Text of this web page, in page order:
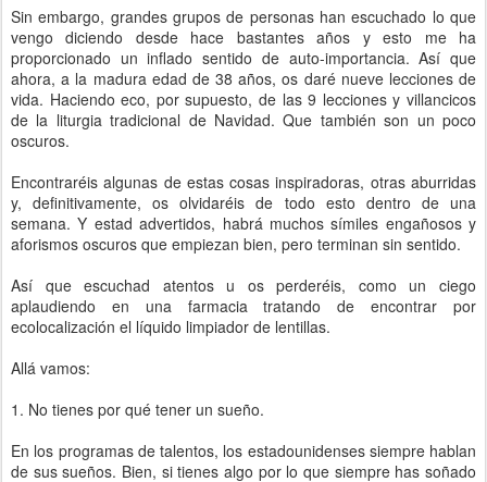
Sin embargo, grandes grupos de personas han escuchado lo que
vengo diciendo desde hace bastantes años y esto me ha
proporcionado un inflado sentido de auto-importancia. Así que
ahora, a la madura edad de 38 años, os daré nueve lecciones de
vida. Haciendo eco, por supuesto, de las 9 lecciones y villancicos
de la liturgia tradicional de Navidad. Que también son un poco
oscuros.
Encontraréis algunas de estas cosas inspiradoras, otras aburridas
y, definitivamente, os olvidaréis de todo esto dentro de una
semana. Y estad advertidos, habrá muchos símiles engañosos y
aforismos oscuros que empiezan bien, pero terminan sin sentido.
Así que escuchad atentos u os perderéis, como un ciego
aplaudiendo en una farmacia tratando de encontrar por
ecolocalización el líquido limpiador de lentillas.
Allá vamos:
1. No tienes por qué tener un sueño.
En los programas de talentos, los estadounidenses siempre hablan
de sus sueños. Bien, si tienes algo por lo que siempre has soñado